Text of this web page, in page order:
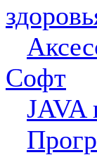
Софт
JAVA